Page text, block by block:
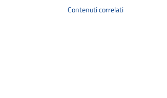
Contenuti correlati